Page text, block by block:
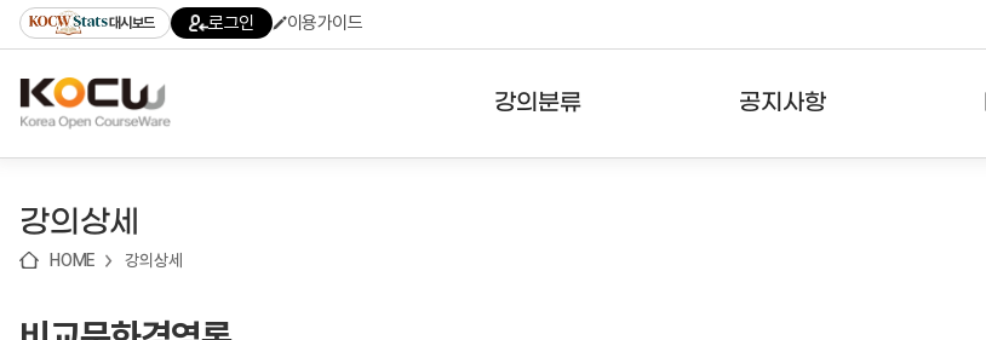
기
기
기
content)
가
대시보드 로그인 이용가이드
강의분류 공지사항
강의상세
HOME 강의상세